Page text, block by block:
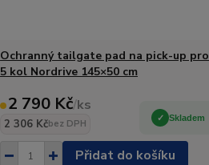
Ochranný tailgate pad na pick-up pro
5 kol Nordrive 145×50 cm
2 790 Kč/ks
2 306 Kčbez DPH
Skladem
Přidat do košíku